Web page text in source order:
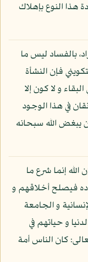
هذا النوع بإهلاك
بالفساد ليس ما
فإن النشأة
و لا كون إلا
في هذا الوجود
يبغض الله سبحانه
الله إنما شرع ما
فيصلح أخلاقهم و
و الجامعة
و حياتهم في
كان الناس أمة